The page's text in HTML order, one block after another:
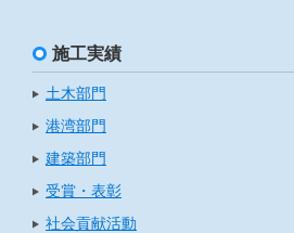
施工実績
土木部門
港湾部門
建築部門
受賞・表彰
社会貢献活動